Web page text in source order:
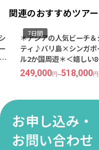
関連のおすすめツア
＊アジアの人気ビーチ＆シ
ティ♪バリ島×シンガポー
ル2か国周遊＊＜嬉しい8時
間カーチャーター付き！＞
日本人スタッフ多数で安心
リゾート＆スパ/4泊』＆お
ウッド パーク/2泊』7日間
【羽田発/シンガポール航空
利用】
7日間
249,000円~518,000円
お申し込み・
お問い合わせ